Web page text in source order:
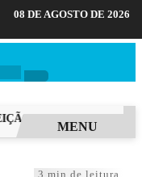
08 DE AGOSTO DE 2026
PRESIDENCIAL
MENU
3 min de leitura